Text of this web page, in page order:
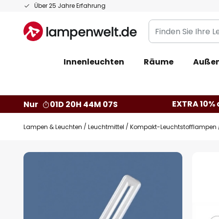
Über 25 Jahre Erfahrung
Zum
springen
Finden
Sie
Leuchte...
Innenleuchten Räume
Nur
01D 20H 44M 06S EXTRA
Lampen & Leuchten Leuchtmittel Kompakt-Leuchtstofflampen
Zum